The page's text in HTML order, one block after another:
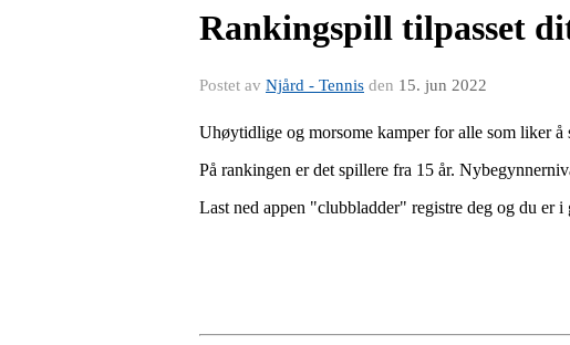
Rankingspill tilpasset
Postet av Njård - Tennis den 15. jun 2022
Uhøytidlige og morsome kamper for alle som liker
På rankingen er det spillere fra 15 år.
Last ned appen "clubbladder" registre deg og du er i